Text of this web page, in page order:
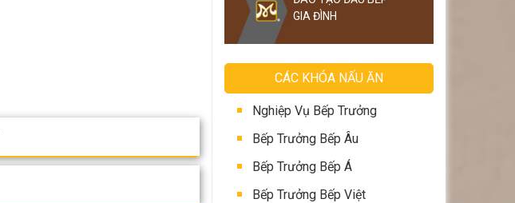
GIA ĐÌNH
CÁC KHÓA NẤU ĂN
Nghiệp Vụ Bếp Trưởng
Bếp Trưởng Bếp Âu
Bếp Trưởng Bếp Á
Bếp Trưởng Bếp Việt